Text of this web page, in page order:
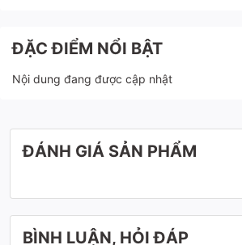
ĐẶC ĐIỂM NỔI BẬT
Nội dung đang được cập nhật
ĐÁNH GIÁ SẢN PHẨM
BÌNH LUẬN, HỎI ĐÁP